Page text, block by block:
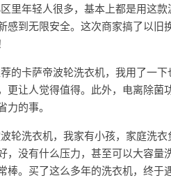
里年轻人很多，基本上都是用这
感到无限安全。这次商家搞了以
的卡萨帝波轮洗衣机，我用了一
更让人觉得值得。此外，电离除
的事。
轮洗衣机，我家有小孩，家庭洗
，没有什么压力，甚至可以大容量
棒。买了这么多年的洗衣机，终于